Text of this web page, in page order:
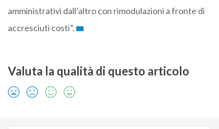
amministrativi dall’altro con rimodulazioni a fronte di
accresciuti costi”.
Valuta la qualità di questo articolo